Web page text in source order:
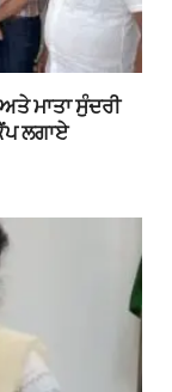
ਮਾਤਾ ਸੁੰਦਰੀ
ਲਗਾਏ